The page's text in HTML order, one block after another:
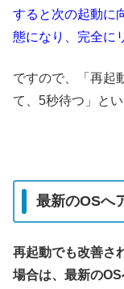
すると次の起動に
態になり、完全に
ですので、「再起
て、5秒待つ」と
最新のOSへ
再起動でも改善さ
場合は、最新の